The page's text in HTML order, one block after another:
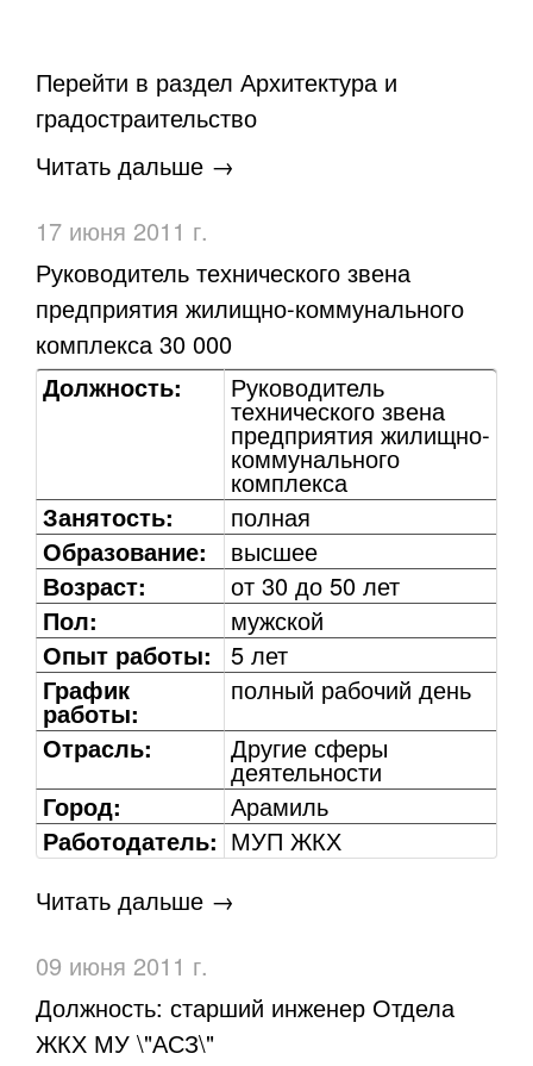
Перейти в раздел Архитектура и
градостраительство
Читать дальше →
17 июня 2011 г.
Руководитель технического звена
предприятия жилищно-коммунального
комплекса 30 000
Должность:
Руководитель
технического звена
предприятия жилищно-
коммунального
комплекса
Занятость:
полная
Образование:
высшее
Возраст:
от 30 до 50 лет
Пол:
мужской
Опыт работы:
5 лет
График
работы:
полный рабочий день
Отрасль:
Другие сферы
деятельности
Город:
Арамиль
Работодатель: МУП ЖКХ
Читать дальше →
09 июня 2011 г.
Должность: старший инженер Отдела
ЖКХ МУ \"АСЗ\"